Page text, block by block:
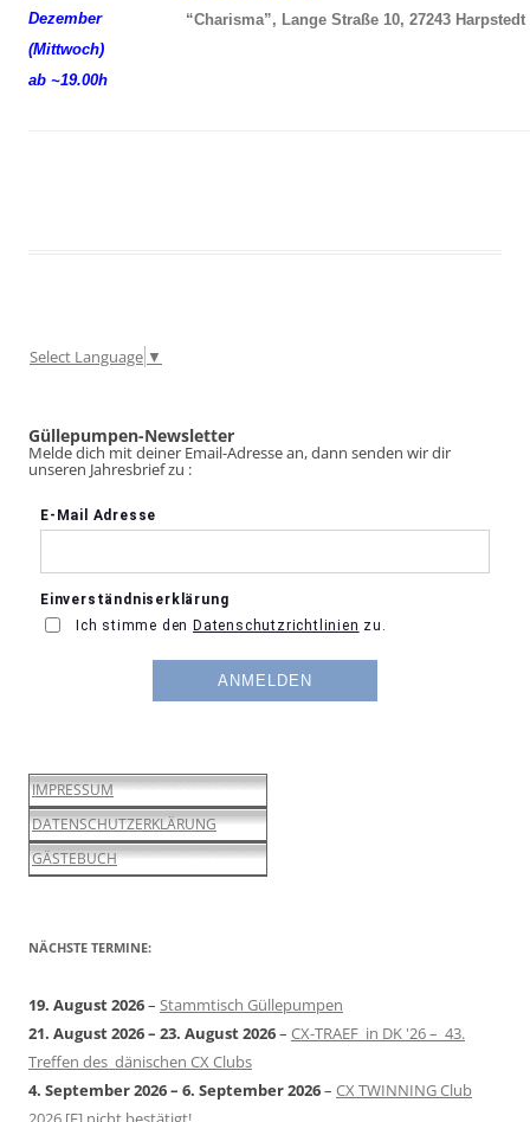
Dezember
(Mittwoch)
ab ~19.00h
“Charisma”, Lange Straße 10, 27243 Harpstedt
Select Language ▼
Güllepumpen-Newsletter
Melde dich mit deiner Email-Adresse an, dann senden wir dir
unseren Jahresbrief zu :
IMPRESSUM
DATENSCHUTZERKLÄRUNG
GÄSTEBUCH
NÄCHSTE TERMINE:
19. August 2026– Stammtisch Güllepumpen
21. August 2026– 23. August 2026– CX-TRAEF in DK '26 – 43.
Treffen des dänischen CX Clubs
4. September 2026– 6. September 2026– CX TWINNING Club